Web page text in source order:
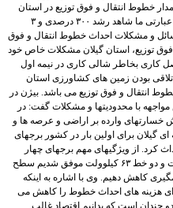
اسلامی ایران، ۲۸۴۲ کیلومتر مدار خطوط انتقال و فوق توزیع در استان
گیلان احداث و به بهره برداری رسیده است. به عبارتی ما شاهد رشد ۳۰۰ درصدی و ۳
و مشکلات احداث خطوط انتقال و فوق
توزیع، استان گیلان مشکلات خاص خود
کاری بخاطر شالی کاری در نیمه اول
بودن زمین های کشاورزی استان
انتقال و فوق توزیع می باشد. بیژن در
با محدودیتها و مشکلات گفت: در
خسارتهای وارده بر اراضی و عرصه ها و
گیلان برای اولین بار در کشور برجهای
و احداث کرد. از ویژگیهای مهم برجهای چهار
مداره، این است که با ادغام دوخط ۲۳۰ کیلوولت و دو خط ۶۳ کیلوولت موفق شدیم سطح
کاهش دهیم. وی با اشاره به اینکه
ای هزینه های احداث خطوط را کاهش می
چندان است که بدانیم اقتصاد غالب